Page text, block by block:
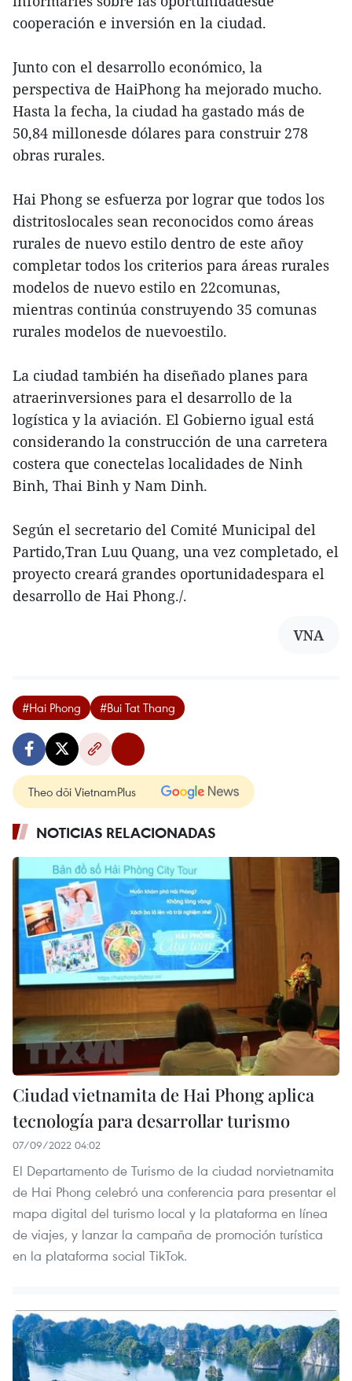
cooperación e inversión en la ciudad.
Junto con el desarrollo económico, la
perspectiva de HaiPhong ha mejorado mucho.
Hasta la fecha, la ciudad ha gastado más de
50,84 millonesde dólares para construir 278
obras rurales.
Hai Phong se esfuerza por lograr que todos los
distritoslocales sean reconocidos como áreas
rurales de nuevo estilo dentro de este añoy
completar todos los criterios para áreas rurales
modelos de nuevo estilo en 22comunas,
mientras continúa construyendo 35 comunas
rurales modelos de nuevoestilo.
La ciudad también ha diseñado planes para
atraerinversiones para el desarrollo de la
logística y la aviación. El Gobierno igual está
considerando la construcción de una carretera
costera que conectelas localidades de Ninh
Binh, Thai Binh y Nam Dinh.
Según el secretario del Comité Municipal del
Partido,Tran Luu Quang, una vez completado, el
proyecto creará grandes oportunidadespara el
desarrollo de Hai Phong./.
VNA
#Hai Phong #Bui Tat Thang
Theo dõi VietnamPlus
NOTICIAS RELACIONADAS
Ciudad vietnamita de Hai Phong aplica
tecnología para desarrollar turismo
07/09/2022 04:02
El Departamento de Turismo de la ciudad norvietnamita
de Hai Phong celebró una conferencia para presentar el
mapa digital del turismo local y la plataforma en línea
de viajes, y lanzar la campaña de promoción turística
en la plataforma social TikTok.